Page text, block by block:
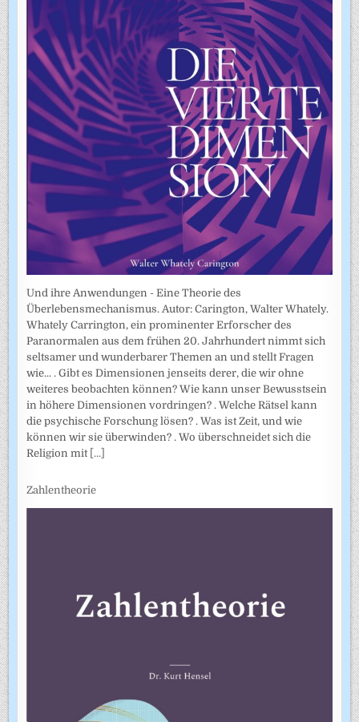
Und ihre Anwendungen - Eine Theorie des
Überlebensmechanismus. Autor: Carington, Walter Whately.
Whately Carrington, ein prominenter Erforscher des
Paranormalen aus dem frühen 20. Jahrhundert nimmt sich
seltsamer und wunderbarer Themen an und stellt Fragen
wie... . Gibt es Dimensionen jenseits derer, die wir ohne
weiteres beobachten können? Wie kann unser Bewusstsein
in höhere Dimensionen vordringen? . Welche Rätsel kann
die psychische Forschung lösen? . Was ist Zeit, und wie
können wir sie überwinden? . Wo überschneidet sich die
Religion mit [...]
Zahlentheorie